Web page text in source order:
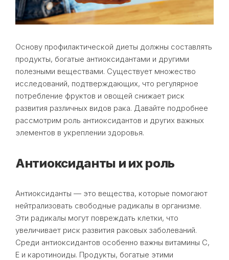
Основу профилактической диеты должны составлять
продукты, богатые антиоксидантами и другими
полезными веществами. Существует множество
исследований, подтверждающих, что регулярное
потребление фруктов и овощей снижает риск
развития различных видов рака. Давайте подробнее
рассмотрим роль антиоксидантов и других важных
элементов в укреплении здоровья.
Антиоксиданты и их роль
Антиоксиданты — это вещества, которые помогают
нейтрализовать свободные радикалы в организме.
Эти радикалы могут повреждать клетки, что
увеличивает риск развития раковых заболеваний.
Среди антиоксидантов особенно важны витамины C,
E и каротиноиды. Продукты, богатые этими